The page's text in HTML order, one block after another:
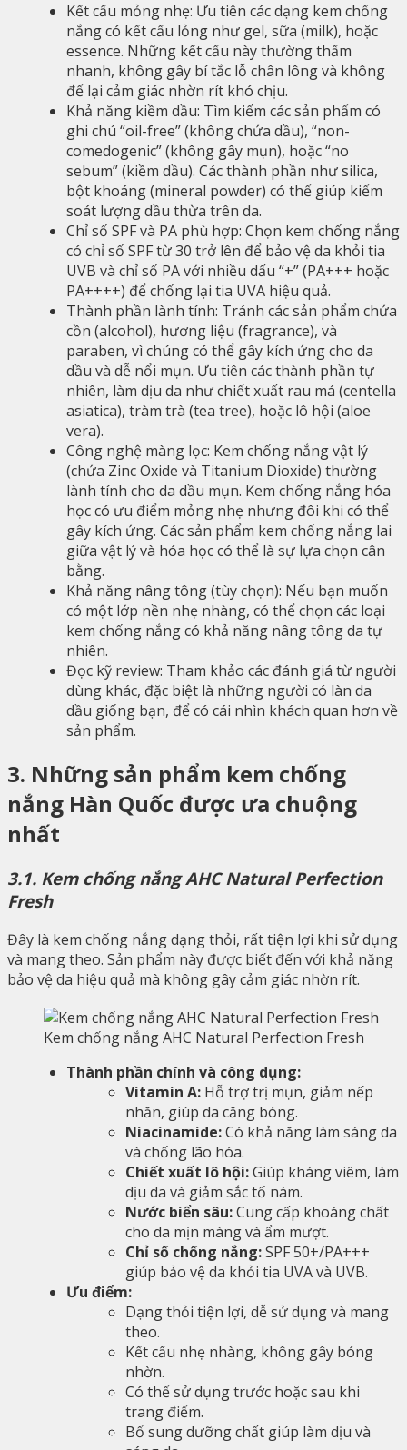
Kết cấu mỏng nhẹ: Ưu tiên các dạng kem chống
nắng có kết cấu lỏng như gel, sữa (milk), hoặc
essence. Những kết cấu này thường thấm
nhanh, không gây bí tắc lỗ chân lông và không
để lại cảm giác nhờn rít khó chịu.
Khả năng kiềm dầu: Tìm kiếm các sản phẩm có
ghi chú “oil-free” (không chứa dầu), “non-
comedogenic” (không gây mụn), hoặc “no
sebum” (kiềm dầu). Các thành phần như silica,
bột khoáng (mineral powder) có thể giúp kiểm
soát lượng dầu thừa trên da.
Chỉ số SPF và PA phù hợp: Chọn kem chống nắng
có chỉ số SPF từ 30 trở lên để bảo vệ da khỏi tia
UVB và chỉ số PA với nhiều dấu “+” (PA+++ hoặc
PA++++) để chống lại tia UVA hiệu quả.
Thành phần lành tính: Tránh các sản phẩm chứa
cồn (alcohol), hương liệu (fragrance), và
paraben, vì chúng có thể gây kích ứng cho da
dầu và dễ nổi mụn. Ưu tiên các thành phần tự
nhiên, làm dịu da như chiết xuất rau má (centella
asiatica), tràm trà (tea tree), hoặc lô hội (aloe
vera).
Công nghệ màng lọc: Kem chống nắng vật lý
(chứa Zinc Oxide và Titanium Dioxide) thường
lành tính cho da dầu mụn. Kem chống nắng hóa
học có ưu điểm mỏng nhẹ nhưng đôi khi có thể
gây kích ứng. Các sản phẩm kem chống nắng lai
giữa vật lý và hóa học có thể là sự lựa chọn cân
bằng.
Khả năng nâng tông (tùy chọn): Nếu bạn muốn
có một lớp nền nhẹ nhàng, có thể chọn các loại
kem chống nắng có khả năng nâng tông da tự
nhiên.
Đọc kỹ review: Tham khảo các đánh giá từ người
dùng khác, đặc biệt là những người có làn da
dầu giống bạn, để có cái nhìn khách quan hơn về
sản phẩm.
3. Những sản phẩm kem chống
nắng Hàn Quốc được ưa chuộng
nhất
3.1. Kem chống nắng AHC Natural Perfection
Fresh
Đây là kem chống nắng dạng thỏi, rất tiện lợi khi sử dụng
và mang theo. Sản phẩm này được biết đến với khả năng
bảo vệ da hiệu quả mà không gây cảm giác nhờn rít.
Kem chống nắng AHC Natural Perfection Fresh
Thành phần chính và công dụng:
Vitamin A: Hỗ trợ trị mụn, giảm nếp
nhăn, giúp da căng bóng.
Niacinamide:Có khả năng làm sáng da
và chống lão hóa.
Chiết xuất lô hội:Giúp kháng viêm, làm
dịu da và giảm sắc tố nám.
Nước biển sâu:Cung cấp khoáng chất
cho da mịn màng và ẩm mượt.
Chỉ số chống nắng:SPF 50+/PA+++
giúp bảo vệ da khỏi tia UVA và UVB.
Ưu điểm:
Dạng thỏi tiện lợi, dễ sử dụng và mang
theo.
Kết cấu nhẹ nhàng, không gây bóng
nhờn.
Có thể sử dụng trước hoặc sau khi
trang điểm.
Bổ sung dưỡng chất giúp làm dịu và